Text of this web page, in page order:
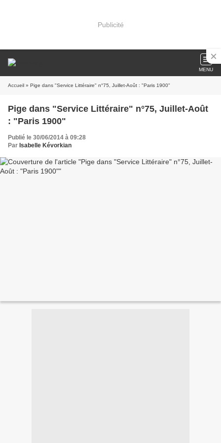
Publicité
MENU
Accueil » Pige dans "Service Littéraire" n°75, Juillet-Août : "Paris 1900"
Pige dans "Service Littéraire" n°75, Juillet-Août
: "Paris 1900"
Publié le 30/06/2014 à 09:28
Par Isabelle Kévorkian